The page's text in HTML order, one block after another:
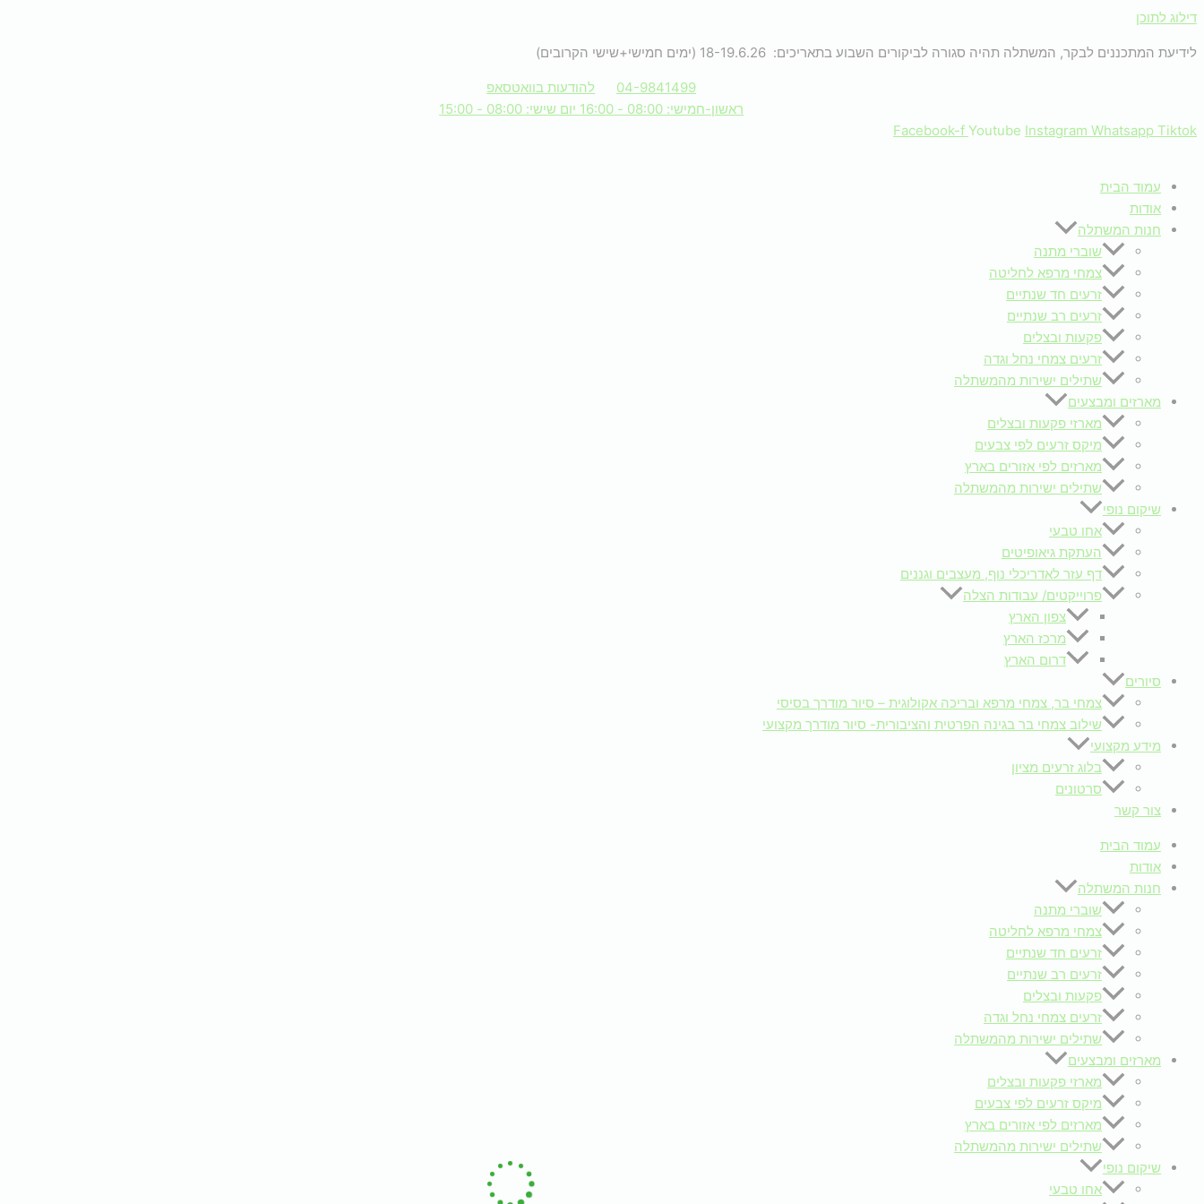
דילוג לתוכן
לידיעת המתכננים לבקר, המשתלה תהיה סגורה לביקורים השבוע בתאריכים: 18-19.6.26 (ימים חמישי+שישי הקרובים)
04-9841499
להודעות בוואטסאפ
ראשון-חמישי: 08:00 - 16:00 יום שישי: 08:00 - 15:00
Facebook-f Youtube Instagram Whatsapp Tiktok
עמוד הבית
אודות
חנות המשתלה
שוברי מתנה
צמחי מרפא לחליטה
זרעים חד שנתיים
זרעים רב שנתיים
פקעות ובצלים
זרעים צמחי נחל וגדה
שתילים ישירות מהמשתלה
מארזים ומבצעים
מארזי פקעות ובצלים
מיקס זרעים לפי צבעים
מארזים לפי אזורים בארץ
שתילים ישירות מהמשתלה
שיקום נופי
אחו טבעי
העתקת גיאופיטים
דף עזר לאדריכלי נוף, מעצבים וגננים
פרוייקטים/ עבודות הצלה
צפון הארץ
מרכז הארץ
דרום הארץ
סיורים
צמחי בר, צמחי מרפא ובריכה אקולוגית – סיור מודרך בסיסי
שילוב צמחי בר בגינה הפרטית והציבורית- סיור מודרך מקצועי
מידע מקצועי
בלוג זרעים מציון
סרטונים
צור קשר
עמוד הבית
אודות
חנות המשתלה
שוברי מתנה
צמחי מרפא לחליטה
זרעים חד שנתיים
זרעים רב שנתיים
פקעות ובצלים
זרעים צמחי נחל וגדה
שתילים ישירות מהמשתלה
מארזים ומבצעים
מארזי פקעות ובצלים
מיקס זרעים לפי צבעים
מארזים לפי אזורים בארץ
שתילים ישירות מהמשתלה
שיקום נופי
אחו טבעי